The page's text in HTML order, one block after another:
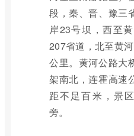
段，秦、晋、豫三
岸23号坝，西至
207省道，北至黄
公里。黄河公路大
架南北，连霍高速
距不足百米，景
旁。